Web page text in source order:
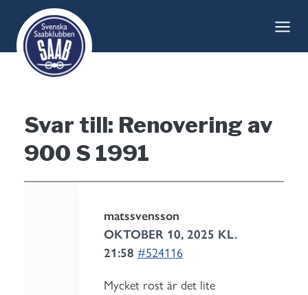
content
Svar till: Renovering av
900 S 1991
matssvensson
OKTOBER 10, 2025 KL.
21:58 #524116
Mycket rost är det lite